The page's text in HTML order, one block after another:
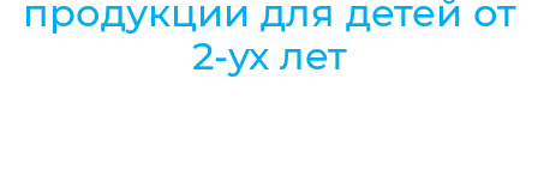
продукции для детей от
2-ух лет